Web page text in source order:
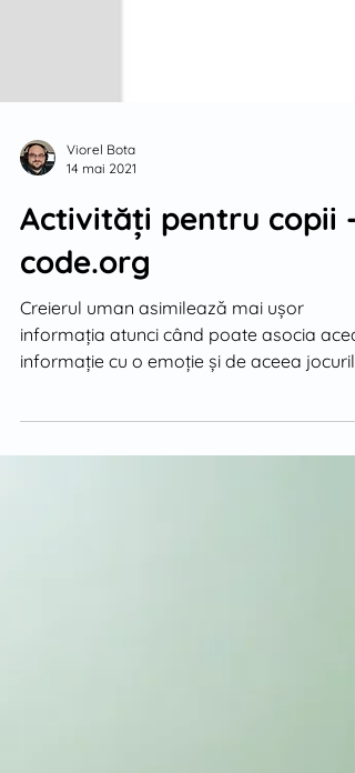
Viorel Bota
14 mai 2021
Activități pentru copii -
code.org
educative pot avea...